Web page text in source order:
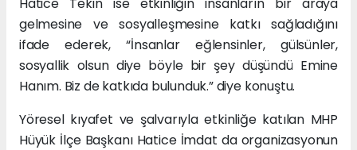
gelmesine ve sosyalleşmesine katkı sağladığını
ifade ederek, “İnsanlar eğlensinler, gülsünler,
sosyallik olsun diye böyle bir şey düşündü Emine
Hanım. Biz de katkıda bulunduk.” diye konuştu.
Yöresel kıyafet ve şalvarıyla etkinliğe katılan MHP
Hüyük İlçe Başkanı Hatice İmdat da organizasyonun